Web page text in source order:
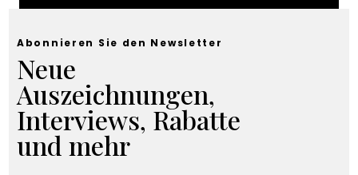
Abonnieren Sie den Newsletter
Neue
Auszeichnungen,
Interviews, Rabatte
und mehr